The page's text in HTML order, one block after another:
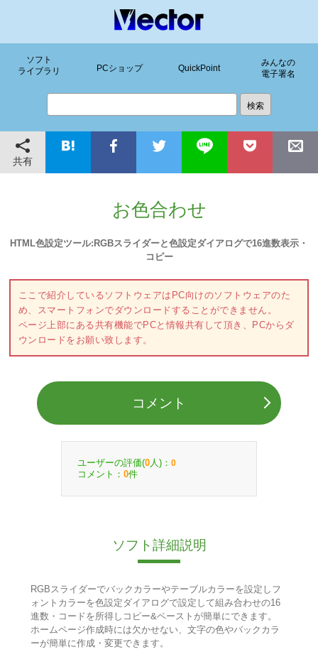
ソフト
ライブラリ
PCショップ QuickPoint
みんなの
電子署名
共有
お色合わせ
HTML色設定ツール:RGBスライダーと色設定ダイアログで16進数表示・
コピー
ここで紹介しているソフトウェアはPC向けのソフトウェアのた
め、スマートフォンでダウンロードすることができません。
ページ上部にある共有機能でPCと情報共有して頂き、PCからダ
ウンロードをお願い致します。
コメント
ユーザーの評価(0 人)： 0
コメント： 0件
ソフト詳細説明
RGBスライダーでバックカラーやテーブルカラーを設定しフ
ォントカラーを色設定ダイアログで設定して組み合わせの16
進数・コードを所得しコピー&ペーストが簡単にできます。
ホームページ作成時には欠かせない、文字の色やバックカラ
ーが簡単に作成・変更できます。